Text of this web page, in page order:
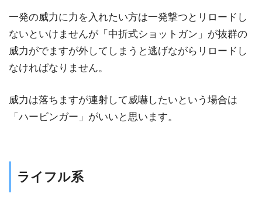
一発の威力に力を入れたい方は一発撃つとリロードし
ないといけませんが「中折式ショットガン」が抜群の
威力がでますが外してしまうと逃げながらリロードし
なければなりません。
威力は落ちますが連射して威嚇したいという場合は
「ハービンガー」がいいと思います。
ライフル系